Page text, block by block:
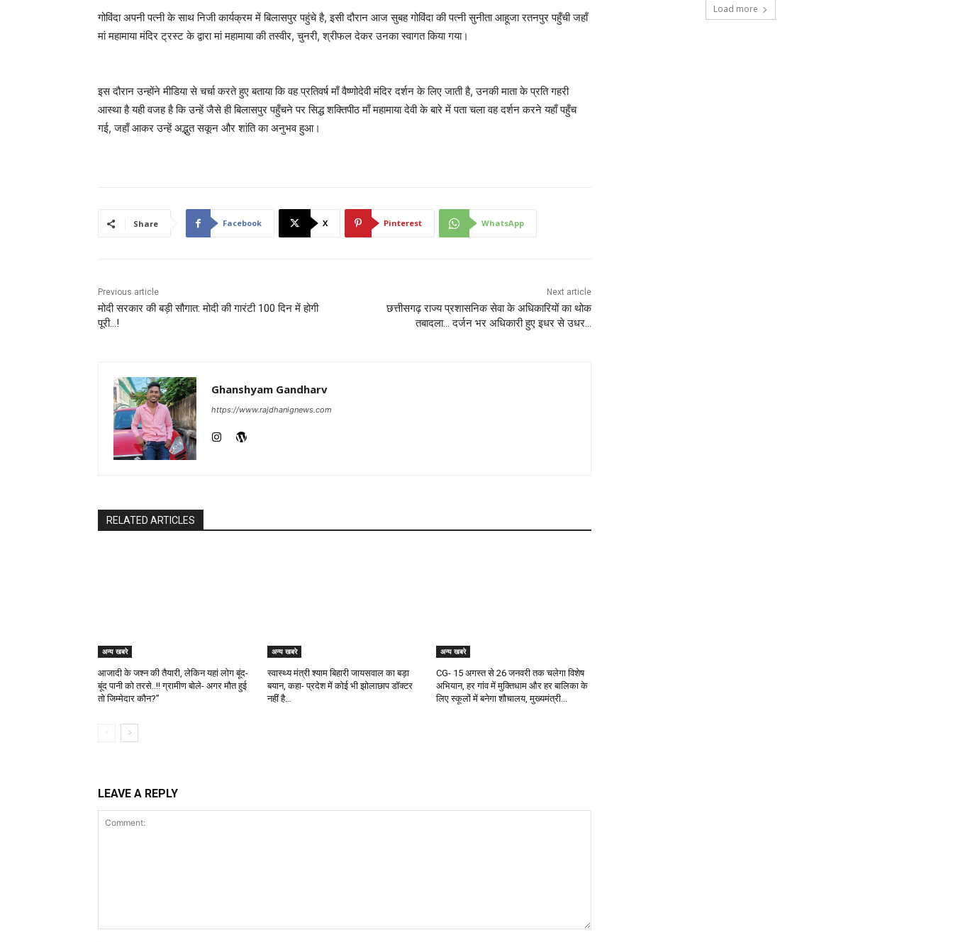
गोविंदा अपनी पत्नी के साथ निजी कार्यक्रम में बिलासपुर पहुंचे है, इसी दौरान आज सुबह गोविंदा की पत्नी सुनीता आहूजा रतनपुर पहुँची जहाँ
मां महामाया मंदिर ट्रस्ट के द्वारा मां महामाया की तस्वीर, चुनरी, श्रीफल देकर उनका स्वागत किया गया।
इस दौरान उन्होंने मीडिया से चर्चा करते हुए बताया कि वह प्रतिवर्ष माँ वैष्णोदेवी मंदिर दर्शन के लिए जाती है, उनकी माता के प्रति गहरी
आस्था है यही वजह है कि उन्हें जैसे ही बिलासपुर पहुँचने पर सिद्ध शक्तिपीठ माँ महामाया देवी के बारे में पता चला वह दर्शन करने यहाँ पहुँच
गई, जहाँ आकर उन्हें अद्भुत सकून और शांति का अनुभव हुआ।
Share Facebook X Pinterest WhatsApp
Previous article
मोदी सरकार की बड़ी सौगात: मोदी की गारंटी 100 दिन में होगी
पूरी…!
Next article
छत्तीसगढ़ राज्य प्रशासनिक सेवा के अधिकारियों का थोक
तबादला… दर्जन भर अधिकारी हुए इधर से उधर…
Ghanshyam Gandharv
https://www.rajdhanignews.com
RELATED ARTICLES
अन्य खबरे
आजादी के जश्न की तैयारी, लेकिन यहां लोग बूंद-
बूंद पानी को तरसे..!! ग्रामीण बोले- अगर मौत हुई
तो जिम्मेदार कौन?”
अन्य खबरे
स्वास्थ्य मंत्री श्याम बिहारी जायसवाल का बड़ा
बयान, कहा- प्रदेश में कोई भी झोलाछाप डॉक्टर
नहीं है…
अन्य खबरे
CG- 15 अगस्त से 26 जनवरी तक चलेगा विशेष
अभियान, हर गांव में मुक्तिधाम और हर बालिका के
लिए स्कूलों में बनेगा शौचालय, मुख्यमंत्री...
LEAVE A REPLY
Load more